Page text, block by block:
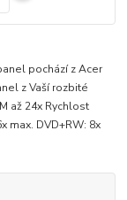
pochází z Acer
z Vaší rozbité
až 24x Rychlost
max. DVD+RW: 8x